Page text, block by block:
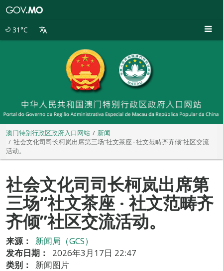
31°C
澳门特别行政区政府入口网站
新闻
社会文化司司长柯岚出席第三场“社文茶座 ‧ 社文范畴齐齐倾”社区交流
活动。
社会文化司司长柯岚出席第
三场“社文茶座 ‧ 社文范畴齐
齐倾”社区交流活动。
来源：
新闻局（GCS）
发布日期：
2026年3月17日 22:47
类别：
新闻图片